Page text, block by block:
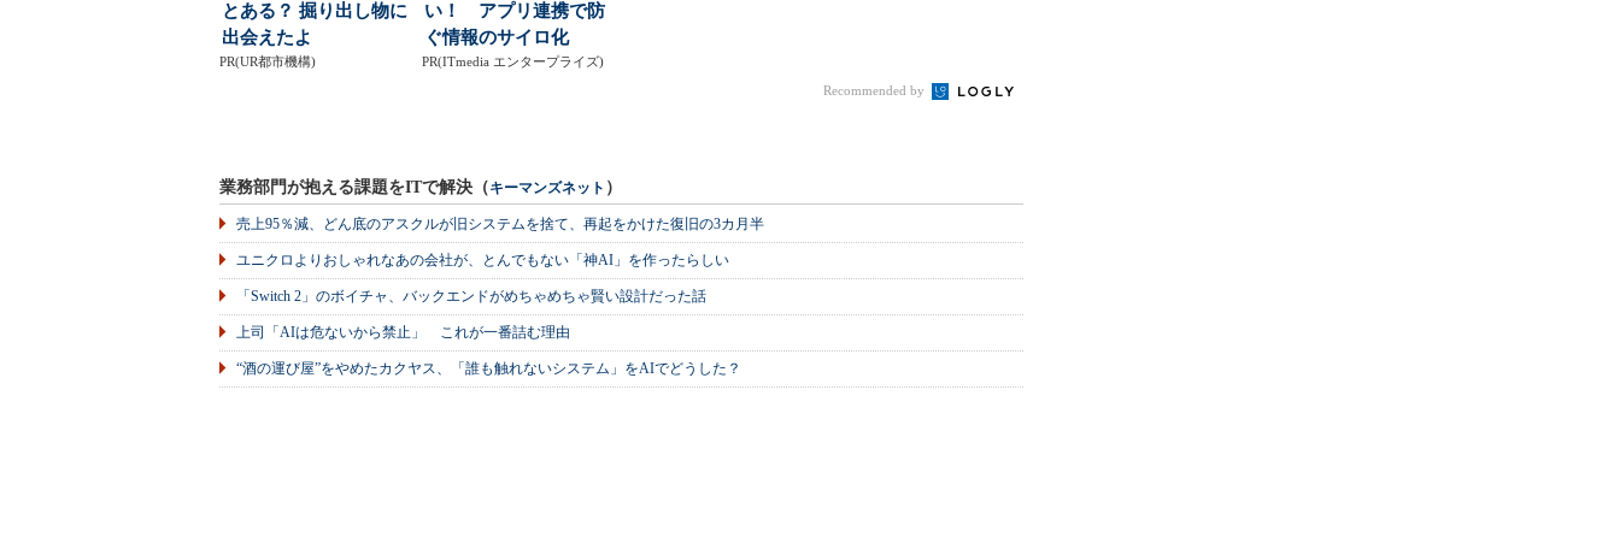
とある？ 掘り出し物に
出会えたよ
PR(UR都市機構)
い！ アプリ連携で防
ぐ情報のサイロ化
PR(ITmedia エンタープライズ)
Recommended by
業務部門が抱える課題をITで解決（キーマンズネット ）
売上95％減、どん底のアスクルが旧システムを捨て、再起をかけた復旧の3カ月半
ユニクロよりおしゃれなあの会社が、とんでもない「神AI」を作ったらしい
「Switch 2」のボイチャ、バックエンドがめちゃめちゃ賢い設計だった話
上司「AIは危ないから禁止」 これが一番詰む理由
“酒の運び屋”をやめたカクヤス、「誰も触れないシステム」をAIでどうした？